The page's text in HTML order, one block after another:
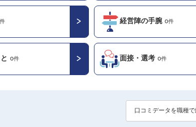
経営陣の手腕 0件
0件 面接・選考 0件
口コミデータを職種